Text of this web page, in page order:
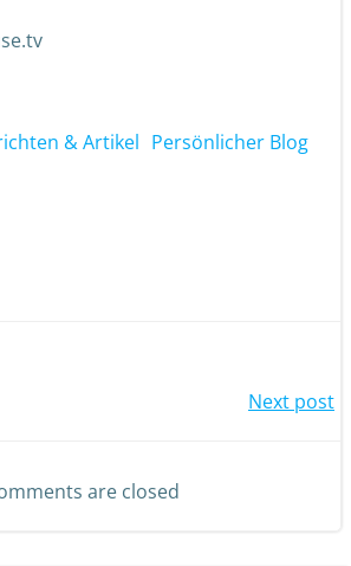
& Artikel Persönlicher Blog
Next post
are closed